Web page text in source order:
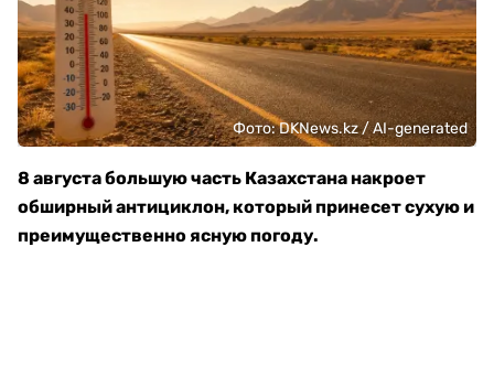
Фото: DKNews.kz / AI-generated
8 августа большую часть Казахстана накроет
обширный антициклон, который принесет сухую и
преимущественно ясную погоду.